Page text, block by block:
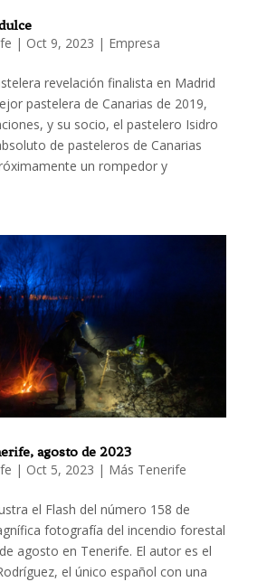
| Oct 9, 2023 | Empresa
revelación finalista en Madrid
pastelera de Canarias de 2019,
y su socio, el pastelero Isidro
de pasteleros de Canarias
un rompedor y
agosto de 2023
| Oct 5, 2023 | Más Tenerife
el Flash del número 158 de
fotografía del incendio forestal
agosto en Tenerife. El autor es el
el único español con una